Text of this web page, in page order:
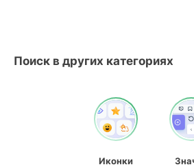
Поиск в других категориях
Иконки